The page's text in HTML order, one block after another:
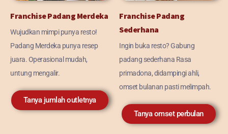
Franchise Padang Merdeka
Wujudkan mimpi punya resto!
Padang Merdeka punya resep
juara. Operasional mudah,
untung mengalir.
Tanya jumlah outletnya
Franchise Padang
Sederhana
Ingin buka resto? Gabung
padang sederhana Rasa
primadona, didampingi ahli,
omset bulanan pasti melimpah.
Tanya omset perbulan